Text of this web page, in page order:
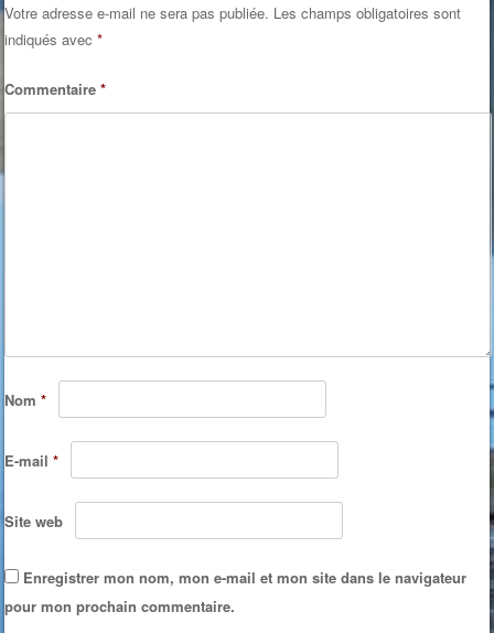
Votre adresse e-mail ne sera pas publiée. Les champs obligatoires sont
indiqués avec*
Commentaire*
Nom*
E-mail*
Site web
Enregistrer mon nom, mon e-mail et mon site dans le navigateur
pour mon prochain commentaire.